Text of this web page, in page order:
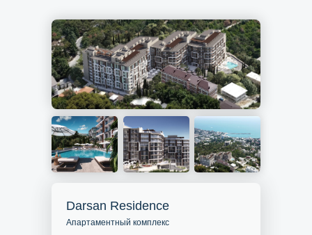
Darsan Residence
Апартаментный комплекс